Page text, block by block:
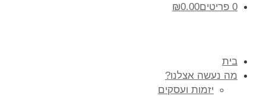
0 פריטים ₪0.00
בית
מה נעשה אצלנו?
יזמות ועסקים